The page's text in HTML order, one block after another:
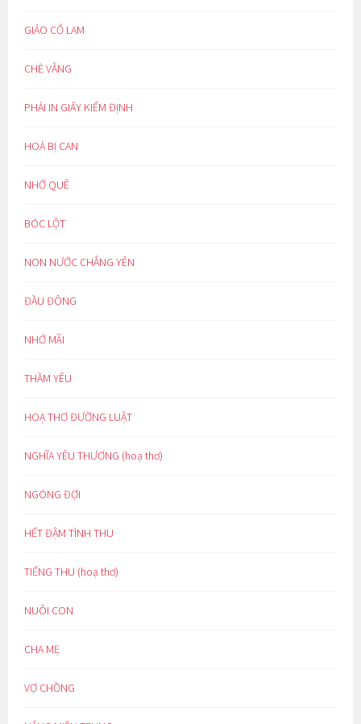
GIẢO CỔ LAM
CHÈ VẰNG
PHẢI IN GIẤY KIỂM ĐỊNH
HOÁ BỊ CAN
NHỚ QUÊ
BÓC LỘT
NON NƯỚC CHẲNG YÊN
ĐẦU ĐÔNG
NHỚ MÃI
THẦM YÊU
HOẠ THƠ ĐƯỜNG LUẬT
NGHĨA YÊU THƯƠNG (hoạ thơ)
NGÓNG ĐỢI
HẾT ĐẬM TÌNH THU
TIẾNG THU (hoạ thơ)
NUÔI CON
CHA MẸ
VỢ CHỒNG